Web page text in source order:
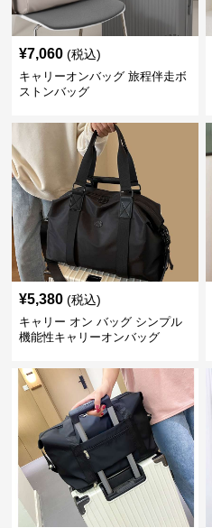
¥7,060 (税込)
キャリーオンバッグ 旅程伴走ボ
ストンバッグ
¥5,380 (税込)
キャリー オン バッグ シンプル
機能性キャリーオンバッグ